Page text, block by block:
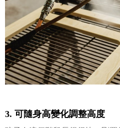
3. 可隨身高變化調整高度